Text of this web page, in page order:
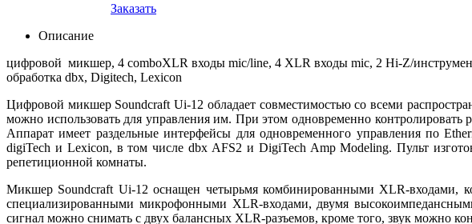
Заказать
Описание
цифровой микшер, 4 comboXLR входы mic/line, 4 XLR входы mic, 2 Hi-Z/
обработка dbx, Digitech, Lexicon
Цифровой микшер Soundcraft Ui-12 обладает совместимостью со всеми
можно использовать для управления им. При этом одновременно контролировать
Аппарат имеет раздельные интерфейсы для одновременного управления по
digiTech и Lexicon, в том числе dbx AFS2 и DigiTech Amp Modeling. Пульт
репетиционной комнаты.
Микшер Soundcraft Ui-12 оснащен четырьмя комбинированными XLR-входами,
специализированными микрофонными XLR-входами, двумя
сигнал можно снимать с двух балансных XLR-разъемов, кроме того, звук можно